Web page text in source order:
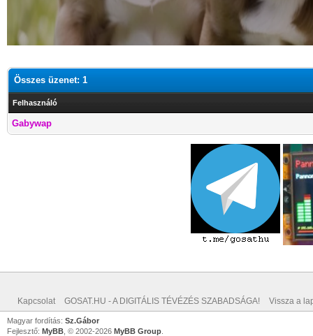
Összes üzenet: 1
Felhasználó
Gabywap
Kapcsolat GOSAT.HU - A DIGITÁLIS TÉVÉZÉS SZABADSÁGA! Vissza a
Magyar fordítás: Sz.Gábor
Fejlesztő: MyBB , © 2002-2026 MyBB Group